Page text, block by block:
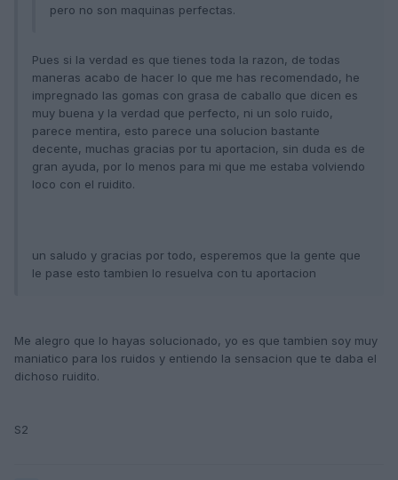
pero no son maquinas perfectas.
Pues si la verdad es que tienes toda la razon, de todas
maneras acabo de hacer lo que me has recomendado, he
impregnado las gomas con grasa de caballo que dicen es
muy buena y la verdad que perfecto, ni un solo ruido,
parece mentira, esto parece una solucion bastante
decente, muchas gracias por tu aportacion, sin duda es de
gran ayuda, por lo menos para mi que me estaba volviendo
loco con el ruidito.
un saludo y gracias por todo, esperemos que la gente que
le pase esto tambien lo resuelva con tu aportacion
Me alegro que lo hayas solucionado, yo es que tambien soy muy
maniatico para los ruidos y entiendo la sensacion que te daba el
dichoso ruidito.
S2